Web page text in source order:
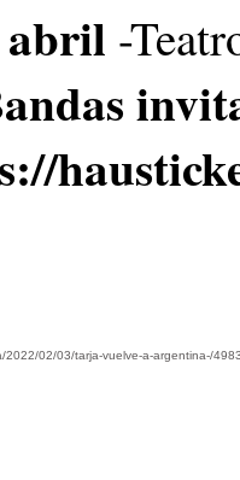
abril -
2022/02/03/tarja-vuelve-a-argentina-/